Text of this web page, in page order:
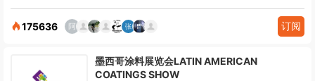
175636 订阅
墨西哥涂料展览会LATIN AMERICAN
COATINGS SHOW